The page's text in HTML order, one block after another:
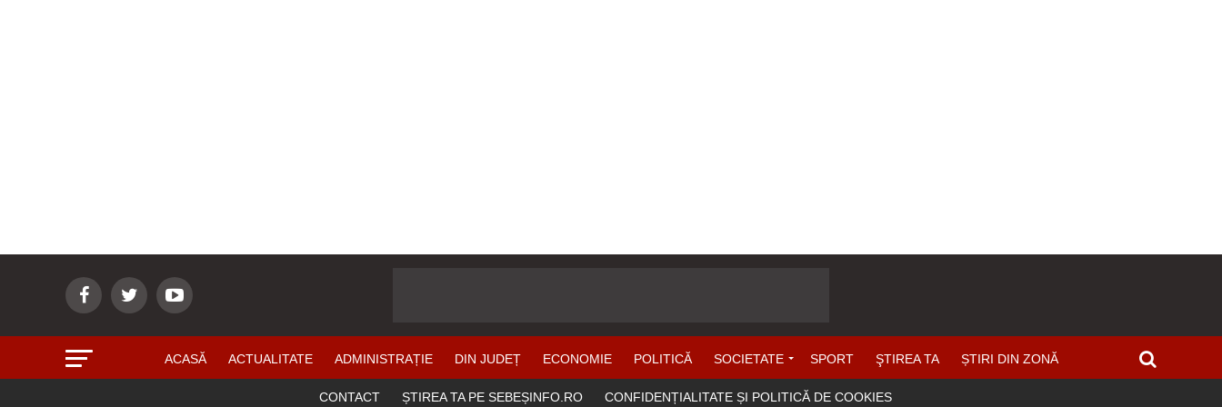
ACASĂ ACTUALITATE ADMINISTRAȚIE DIN JUDEȚ ECONOMIE POLITICĂ SOCIETATE SPORT ŞTIREA TA ȘTIRI DIN ZONĂ
CONTACT ȘTIREA TA PE SEBEȘINFO.RO CONFIDENȚIALITATE ȘI POLITICĂ DE COOKIES